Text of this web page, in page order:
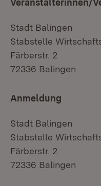
Veranstalterinnen/
Stadt Balingen
Stabstelle
Färberstr. 2
72336 Balingen
Anmeldung
Stadt Balingen
Stabstelle
Färberstr. 2
72336 Balingen